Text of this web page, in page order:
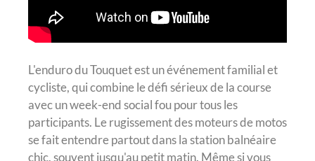
L'enduro du Touquet est un événement familial et
cycliste, qui combine le défi sérieux de la course
avec un week-end social fou pour tous les
participants. Le rugissement des moteurs de motos
se fait entendre partout dans la station balnéaire
chic, souvent jusqu'au petit matin. Même si vous